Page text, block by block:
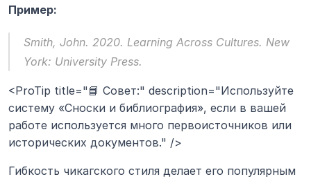
Пример:
Smith, John. 2020. Learning Across Cultures. New
York: University Press.
<ProTip title="📘 Совет:" description="Используйте
систему «Сноски и библиография», если в вашей
работе используется много первоисточников или
исторических документов." />
Гибкость чикагского стиля делает его популярным